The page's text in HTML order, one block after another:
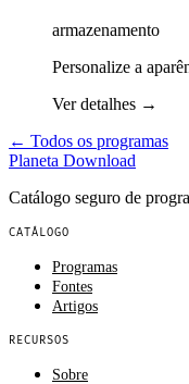
armazenamento
Personalize a
Ver detalhes →
← Todos os programas
Planeta Download
Catálogo seguro de
CATÁLOGO
Programas
Fontes
Artigos
RECURSOS
Sobre